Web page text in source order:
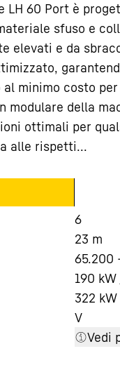
società
LH 60 Port è
sfuso e
elevati e da
minimo costo
modulare della
ottimali per
alle rispetti...
6
23 m
65.200
190
322 kW
V
Vedi